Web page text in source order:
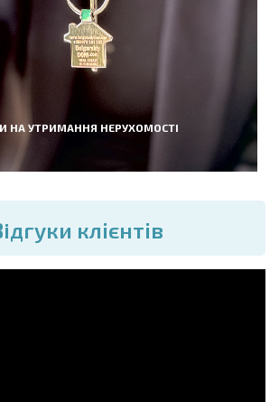
НА УТРИМАННЯ НЕРУХОМОСТІ
клієнтів